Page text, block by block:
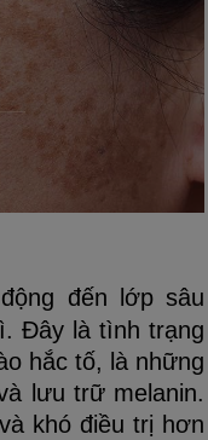
đến lớp sâu
Đây là tình trạng
hắc tố, là những
lưu trữ melanin.
khó điều trị hơn